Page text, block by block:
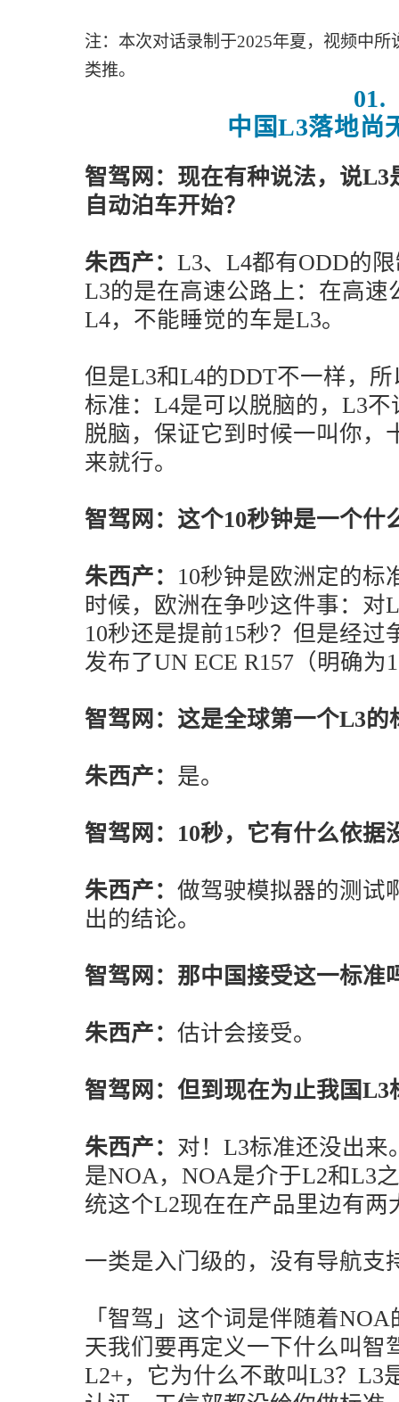
注：本次对话录制于2025年夏，视频中
类推。
01.
中国L3落地尚
智驾网：现在有种说法，说
自动泊车开始？
朱西产： L3、L4都有ODD的
L3的是在高速公路上：在高速
L4，不能睡觉的车是L3。
但是L3和L4的DDT不一样，
标准：L4是可以脱脑的，L3
脱脑，保证它到时候一叫你，
来就行。
智驾网：这个10秒钟是一个什
朱西产： 10秒钟是欧洲定的标
时候，欧洲在争吵这件事：对
10秒还是提前15秒？但是经过
发布了UN ECE R157（明确为
智驾网：这是全球第一个L3的
朱西产： 是。
智驾网：10秒，它有什么依据
朱西产： 做驾驶模拟器的测试
出的结论。
智驾网：那中国接受这一标准
朱西产： 估计会接受。
智驾网：但到现在为止我国L3
朱西产： 对！L3标准还没出来
是NOA，NOA是介于L2和L3
统这个L2现在在产品里边有两
一类是入门级的，没有导航支
「智驾」这个词是伴随着
天我们要再定义一下什么叫智
L2+，它为什么不敢叫L3？L3